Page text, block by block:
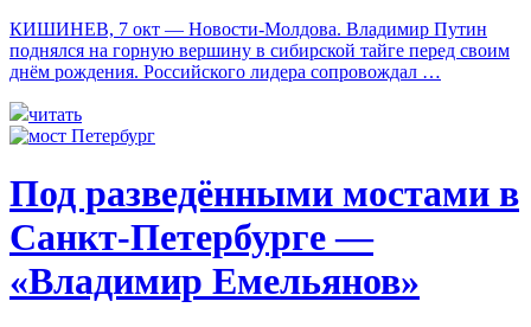
КИШИНЕВ, 7 окт — Новости-Молдова. Владимир Путин
поднялся на горную вершину в сибирской тайге перед своим
днём рождения. Российского лидера сопровождал …
читать
Под разведёнными мостами в
Санкт-Петербурге —
«Владимир Емельянов»